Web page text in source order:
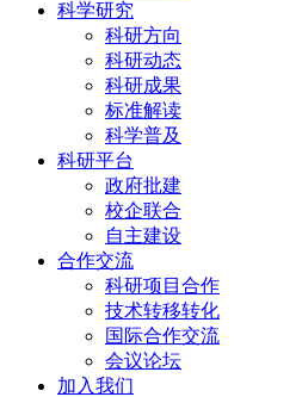
科学研究
科研方向
科研动态
科研成果
标准解读
科学普及
科研平台
政府批建
校企联合
自主建设
合作交流
科研项目合作
技术转移转化
国际合作交流
会议论坛
加入我们